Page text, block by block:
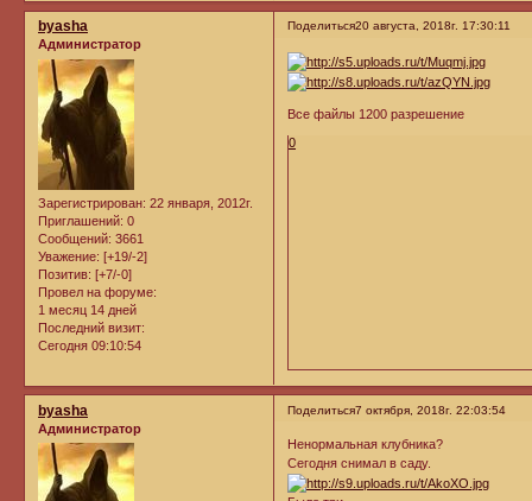
Поделиться20 августа, 2018г. 17:30:11
byasha
Администратор
Зарегистрирован: 22 января, 2012г.
Приглашений: 0
Сообщений: 3661
Уважение: [+19/-2]
Позитив: [+7/-0]
Провел на форуме:
1 месяц 14 дней
Последний визит:
Сегодня 09:10:54
Все файлы 1200 разрешение
0
Поделиться7 октября, 2018г. 22:03:54
byasha
Администратор
Ненормальная клубника?
Сегодня снимал в саду.